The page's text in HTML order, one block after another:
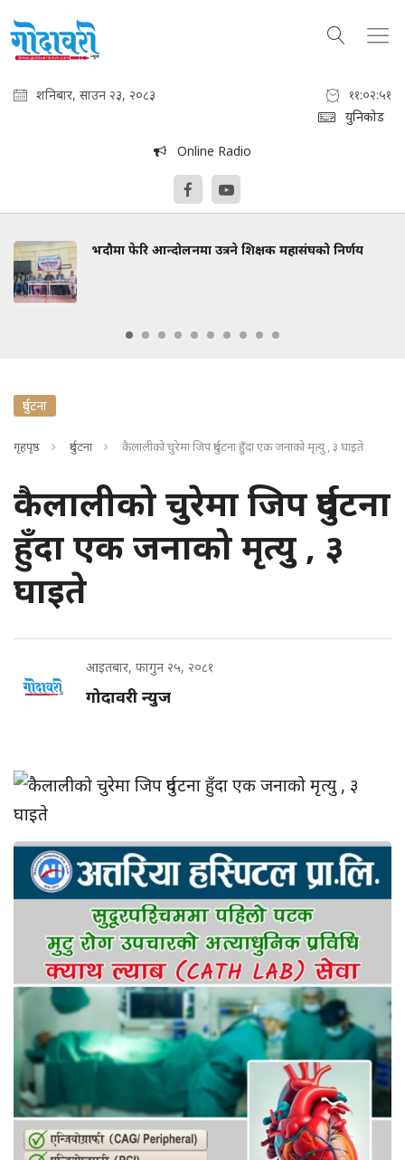
शनिबार, साउन २३, २०८३
११:०२:५१
युनिकोड
Online Radio
भदौमा फेरि आन्दोलनमा उत्रने शिक्षक महासंघको निर्णय
दुर्घटना
गृहपृष्ठ दुर्घटना कैलालीको चुरेमा जिप दुर्घटना हुँदा एक जनाको मृत्यु , ३ घाइते
कैलालीको चुरेमा जिप दुर्घटना
हुँदा एक जनाको मृत्यु , ३
घाइते
आइतबार, फागुन २५, २०८१
गोदावरी न्युज